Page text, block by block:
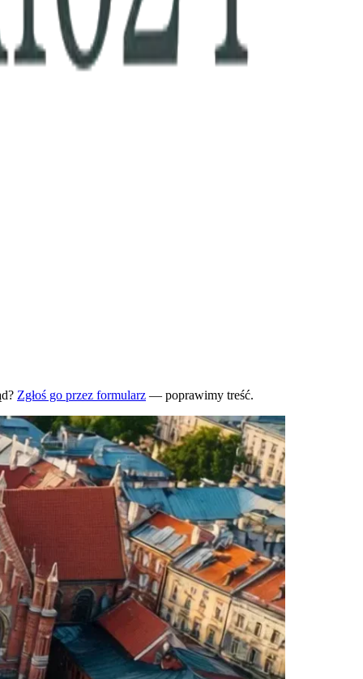
Zgłoś go przez formularz — poprawimy treść.